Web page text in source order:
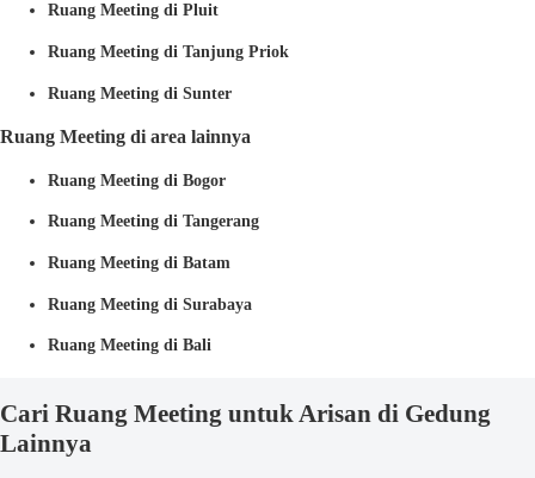
Ruang Meeting di Pluit
Ruang Meeting di Tanjung Priok
Ruang Meeting di Sunter
Ruang Meeting di area lainnya
Ruang Meeting di Bogor
Ruang Meeting di Tangerang
Ruang Meeting di Batam
Ruang Meeting di Surabaya
Ruang Meeting di Bali
Cari Ruang Meeting untuk Arisan di Gedung
Lainnya